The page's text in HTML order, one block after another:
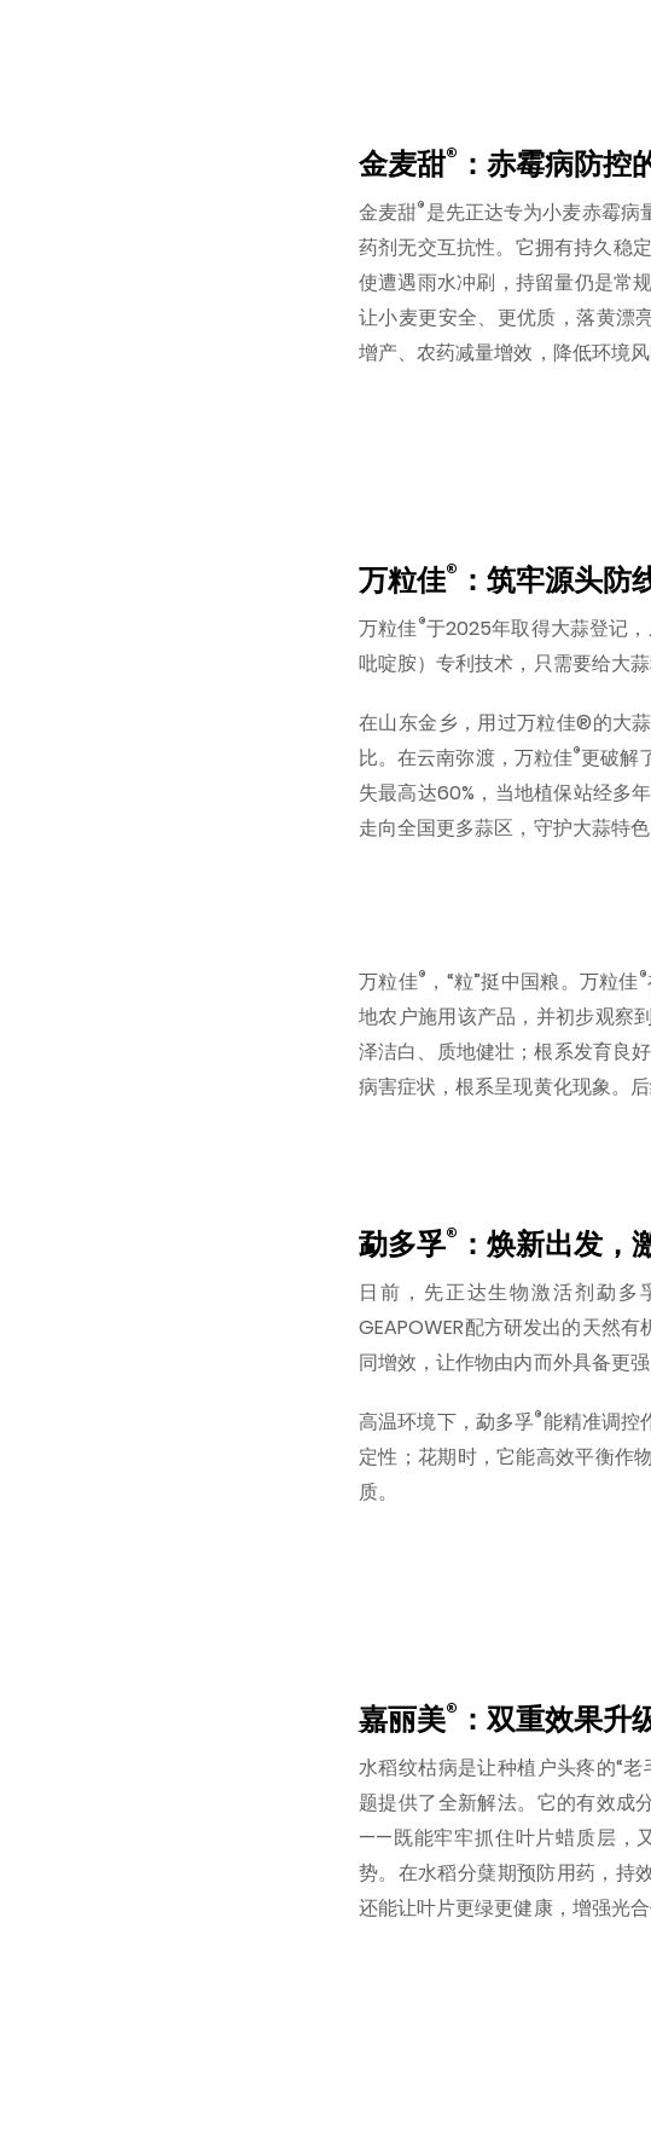
金麦甜® ：赤霉病防控
金麦甜®是先正达专为小麦赤霉病
药剂无交互抗性。它拥有持久稳
使遭遇雨水冲刷，持留量仍是常
让小麦更安全、更优质，落黄漂
增产、农药减量增效，降低环境风
万粒佳® ：筑牢源头防
万粒佳®于2025年取得大蒜登记，
吡啶胺）专利技术，只需要给大
在山东金乡，用过万粒佳®的大
比。在云南弥渡，万粒佳®更破解
失最高达60%，当地植保站经多
走向全国更多蒜区，守护大蒜特色
万粒佳® ，“粒”挺中国粮。万粒佳®
地农户施用该产品，并初步观察
泽洁白、质地健壮；根系发育良
病害症状，根系呈现黄化现象。
勐多孚® ：焕新出发，
日前，先正达生物激活剂勐多
GEAPOWER配方研发出的天然
同增效，让作物由内而外具备更强
高温环境下，勐多孚®能精准调控
定性；花期时，它能高效平衡作
质。
嘉丽美® ：双重效果升
水稻纹枯病是让种植户头疼的“
题提供了全新解法。它的有效成
——既能牢牢抓住叶片蜡质层，
势。在水稻分蘖期预防用药，持
还能让叶片更绿更健康，增强光